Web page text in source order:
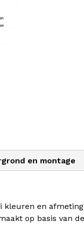
en montage
en
op basis van